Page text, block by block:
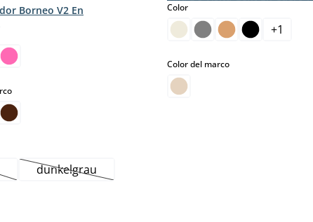
Borneo V2 En
select
opción no está disponible en este momento.)
dunkelgrau(Esta opción no está disponible en este momento.)
Colorselect
+1
Color del marcoselect